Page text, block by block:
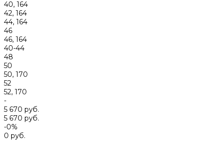
40, 164
42, 164
44, 164
46
46, 164
40-44
48
50
50, 170
52
52, 170
-
5 670 руб.
5 670 руб.
-0%
0 руб.